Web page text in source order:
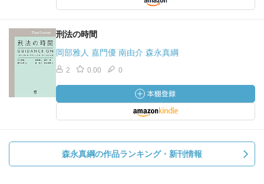
刑法の時間
岡部雅人 嘉門優 南由介 森永真綱
2 0.00 0
森永真綱の作品ランキング・新刊情報